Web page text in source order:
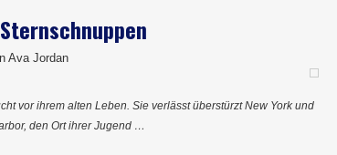
Ava Jordan
vor ihrem alten Leben. Sie verlässt überstürzt New York und
den Ort ihrer Jugend …